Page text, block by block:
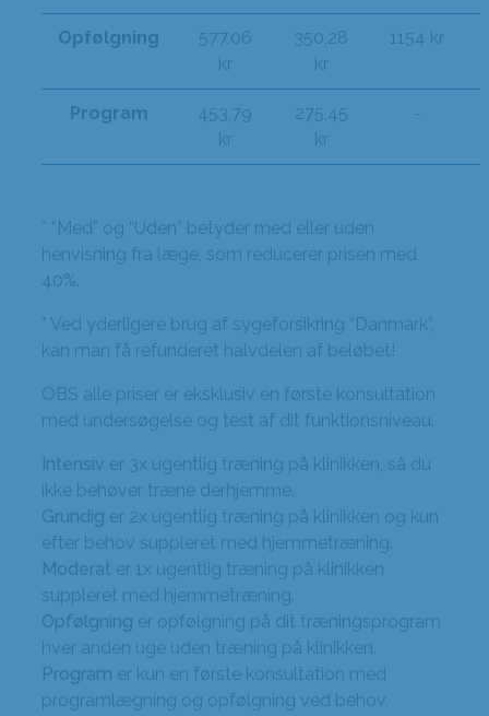
Opfølgning
577,06
kr
350,28
kr
1154 kr
Program
453,79
kr
275,45
kr
-
* “Med” og “Uden” betyder med eller uden
henvisning fra læge, som reducerer prisen med
40%.
* Ved yderligere brug af sygeforsikring “Danmark”,
kan man få refunderet halvdelen af beløbet!
OBS alle priser er eksklusiv en første konsultation
med undersøgelse og test af dit funktionsniveau.
Intensiv er 3x ugentlig træning på klinikken, så du
ikke behøver træne derhjemme.
Grundig er 2x ugentlig træning på klinikken og kun
efter behov suppleret med hjemmetræning.
Moderat er 1x ugentlig træning på klinikken
suppleret med hjemmetræning.
Opfølgning er opfølgning på dit træningsprogram
hver anden uge uden træning på klinikken.
Program er kun en første konsultation med
programlægning og opfølgning ved behov.